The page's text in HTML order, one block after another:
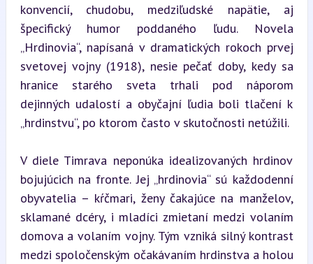
konvencií, chudobu, medziľudské napätie, aj
špecifický humor poddaného ľudu. Novela
„Hrdinovia“, napísaná v dramatických rokoch prvej
svetovej vojny (1918), nesie pečať doby, kedy sa
hranice starého sveta trhali pod náporom
dejinných udalostí a obyčajní ľudia boli tlačení k
„hrdinstvu“, po ktorom často v skutočnosti netúžili.
V diele Timrava neponúka idealizovaných hrdinov
bojujúcich na fronte. Jej „hrdinovia“ sú každodenní
obyvatelia – kŕčmari, ženy čakajúce na manželov,
sklamané dcéry, i mladíci zmietaní medzi volaním
domova a volaním vojny. Tým vzniká silný kontrast
medzi spoločenským očakávaním hrdinstva a holou